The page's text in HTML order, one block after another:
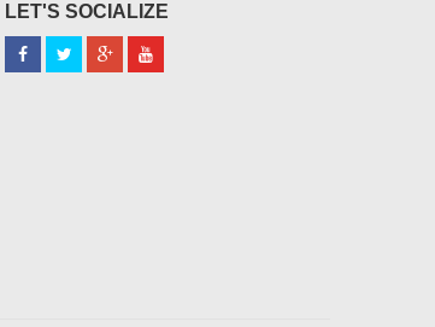
LET'S SOCIALIZE